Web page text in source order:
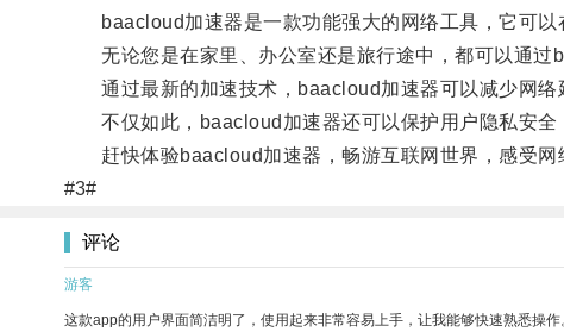
baacloud加速器是一款功能强大的网络工具，它可以
无论您是在家里、办公室还是旅行途中，都可以通过
通过最新的加速技术，baacloud加速器可以减少网络
不仅如此，baacloud加速器还可以保护用户隐私安全
赶快体验baacloud加速器，畅游互联网世界，感受网
#3#
评论
游客
这款app的用户界面简洁明了，使用起来非常容易上手，让我能够快速熟悉操